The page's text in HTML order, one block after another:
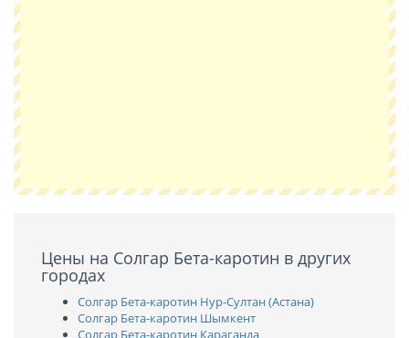
Цены на Солгар Бета-каротин в других
городах
Солгар Бета-каротин Нур-Султан (Астана)
Солгар Бета-каротин Шымкент
Солгар Бета-каротин Караганда